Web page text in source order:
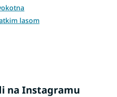
lasom
na Instagramu